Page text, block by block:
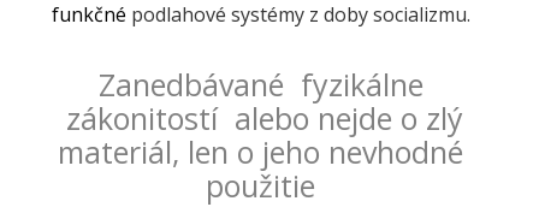
funkčné podlahové systémy z doby socializmu.
Zanedbávané fyzikálne
zákonitostí alebo nejde o zlý
materiál, len o jeho nevhodné
použitie